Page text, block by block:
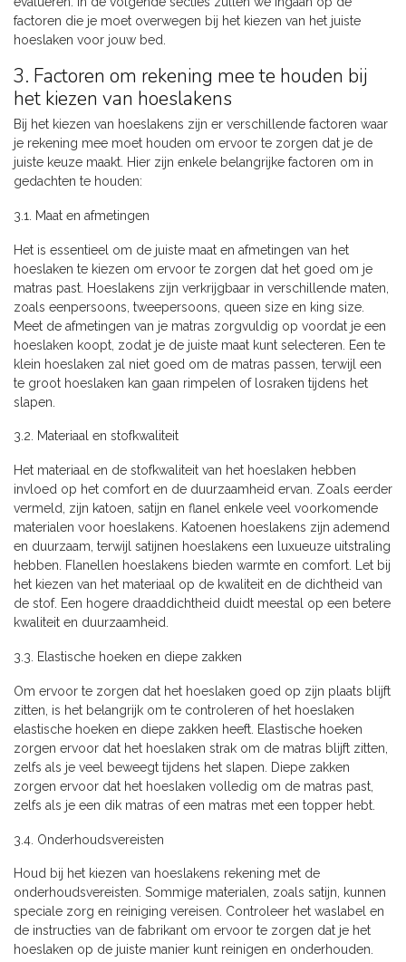
factoren die je moet overwegen bij het kiezen van het juiste
hoeslaken voor jouw bed.
3. Factoren om rekening mee te houden bij
het kiezen van hoeslakens
Bij het kiezen van hoeslakens zijn er verschillende factoren waar
je rekening mee moet houden om ervoor te zorgen dat je de
juiste keuze maakt. Hier zijn enkele belangrijke factoren om in
gedachten te houden:
3.1. Maat en afmetingen
Het is essentieel om de juiste maat en afmetingen van het
hoeslaken te kiezen om ervoor te zorgen dat het goed om je
matras past. Hoeslakens zijn verkrijgbaar in verschillende maten,
zoals eenpersoons, tweepersoons, queen size en king size.
Meet de afmetingen van je matras zorgvuldig op voordat je een
hoeslaken koopt, zodat je de juiste maat kunt selecteren. Een te
klein hoeslaken zal niet goed om de matras passen, terwijl een
te groot hoeslaken kan gaan rimpelen of losraken tijdens het
slapen.
3.2. Materiaal en stofkwaliteit
Het materiaal en de stofkwaliteit van het hoeslaken hebben
invloed op het comfort en de duurzaamheid ervan. Zoals eerder
vermeld, zijn katoen, satijn en flanel enkele veel voorkomende
materialen voor hoeslakens. Katoenen hoeslakens zijn ademend
en duurzaam, terwijl satijnen hoeslakens een luxueuze uitstraling
hebben. Flanellen hoeslakens bieden warmte en comfort. Let bij
het kiezen van het materiaal op de kwaliteit en de dichtheid van
de stof. Een hogere draaddichtheid duidt meestal op een betere
kwaliteit en duurzaamheid.
3.3. Elastische hoeken en diepe zakken
Om ervoor te zorgen dat het hoeslaken goed op zijn plaats blijft
zitten, is het belangrijk om te controleren of het hoeslaken
elastische hoeken en diepe zakken heeft. Elastische hoeken
zorgen ervoor dat het hoeslaken strak om de matras blijft zitten,
zelfs als je veel beweegt tijdens het slapen. Diepe zakken
zorgen ervoor dat het hoeslaken volledig om de matras past,
zelfs als je een dik matras of een matras met een topper hebt.
3.4. Onderhoudsvereisten
Houd bij het kiezen van hoeslakens rekening met de
onderhoudsvereisten. Sommige materialen, zoals satijn, kunnen
speciale zorg en reiniging vereisen. Controleer het waslabel en
de instructies van de fabrikant om ervoor te zorgen dat je het
hoeslaken op de juiste manier kunt reinigen en onderhouden.